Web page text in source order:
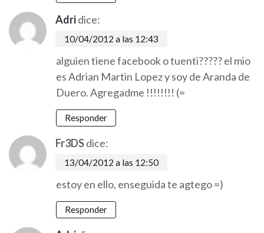
Adridice:
10/04/2012 a las 12:43
alguien tiene facebook o tuenti????? el mio
es Adrian Martin Lopez y soy de Aranda de
Duero. Agregadme !!!!!!!! (=
Responder
Fr3DSdice:
13/04/2012 a las 12:50
estoy en ello, enseguida te agtego =)
Responder